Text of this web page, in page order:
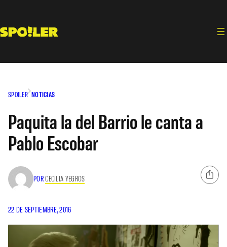
contenido
SPOILER NOTICIAS
Paquita la del Barrio le canta a
Pablo Escobar
PORCECILIA YEGROS
22 DE SEPTIEMBRE, 2016